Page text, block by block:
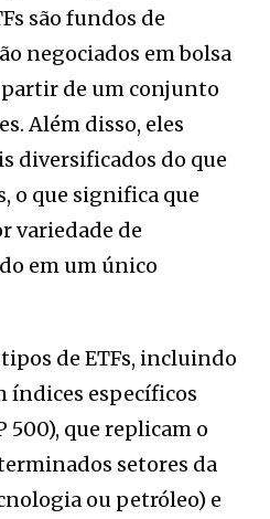
são fundos de
negociados em bolsa
partir de um conjunto
Além disso, eles
diversificados do que
o que significa que
variedade de
em um único
de ETFs, incluindo
índices específicos
500), que replicam o
setores da
ou petróleo) e